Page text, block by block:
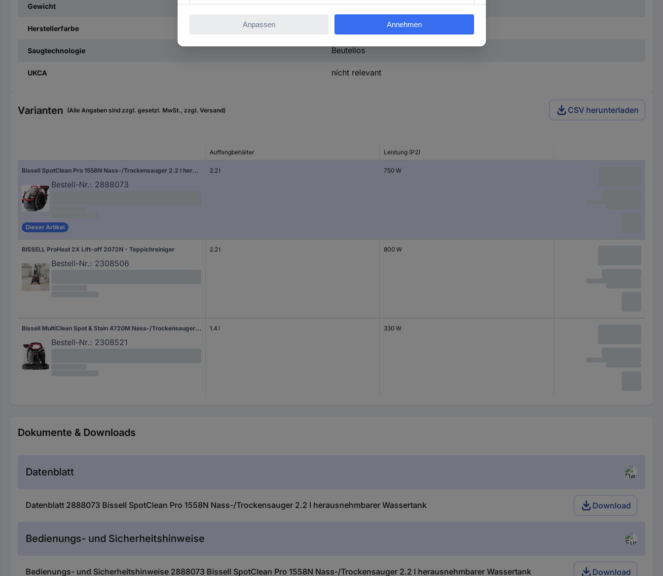
Gewicht 5.8 kg
Herstellerfarbe
Saugtechnologie Beutellos
UKCA nicht relevant
Varianten (Alle Angaben sind zzgl. gesetzl. MwSt., zzgl. Versand) CSV herunterladen
Auffangbehälter Leistung (P2)
Bissell SpotClean Pro 1558N Nass-/Trockensauger 2.2 l herausnehmbarer Wassertank
Bestell-Nr.: 2888073
Dieser Artikel
2.2 l 750 W
BISSELL ProHeat 2X Lift-off 2072N - Teppichreiniger
Bestell-Nr.: 2308506
2.2 l 800 W
Bissell MultiClean Spot & Stain 4720M Nass-/Trockensauger 1.4 l herausnehmbarer Wassertank
Bestell-Nr.: 2308521
1.4 l 330 W
Dokumente & Downloads
Datenblatt
Datenblatt 2888073 Bissell SpotClean Pro 1558N Nass-/Trockensauger 2.2 l herausnehmbarer Wassertank Download
Bedienungs- und Sicherheitshinweise
Bedienungs- und Sicherheitshinweise 2888073 Bissell SpotClean Pro 1558N Nass-/Trockensauger 2.2 l herausnehmbarer Wassertank Download